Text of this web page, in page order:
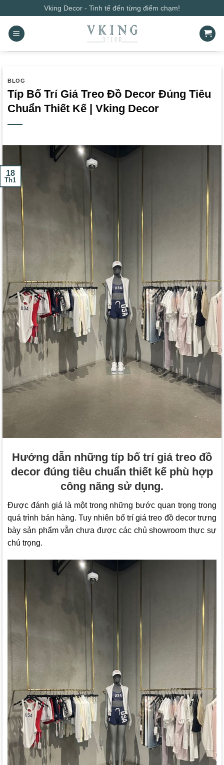
qua
nội
dung
Vking Decor - Tinh tế đến từng điểm chạm!
BLOG
Típ Bố Trí Giá Treo Đồ Decor Đúng Tiêu
Chuẩn Thiết Kế | Vking Decor
18
Th1
Hướng dẫn những típ bố trí giá treo đồ
decor đúng tiêu chuẩn thiết kế phù hợp
công năng sử dụng.
Được đánh giá là một trong những bước quan trọng trong
quá trình bán hàng. Tuy nhiên bố trí giá treo đồ decor trưng
bày sản phẩm vẫn chưa được các chủ showroom thực sự
chú trọng.